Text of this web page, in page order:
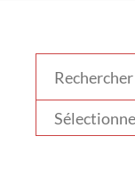
votre
bibliothèque